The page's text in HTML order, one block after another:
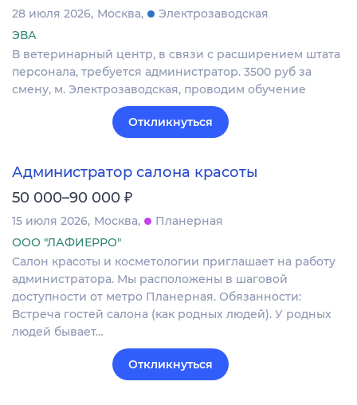
28 июля 2026 Москва
Электрозаводская
ЭВА
В ветеринарный центр, в связи с расширением штата
персонала, требуется администратор. 3500 руб за
смену, м. Электрозаводская, проводим обучение
Откликнуться
Администратор салона красоты
50 000–90 000 ₽
15 июля 2026 Москва
Планерная
ООО "ЛАФИЕРРО"
Салон красоты и косметологии приглашает на работу
администратора. Мы расположены в шаговой
доступности от метро Планерная. Обязанности:
Встреча гостей салона (как родных людей). У родных
людей бывает…
Откликнуться